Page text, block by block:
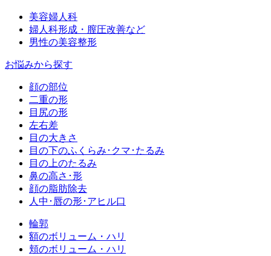
美容婦人科
婦人科形成・膣圧改善など
男性の美容整形
お悩みから探す
顔の部位
二重の形
目尻の形
左右差
目の大きさ
目の下のふくらみ･クマ･たるみ
目の上のたるみ
鼻の高さ･形
顔の脂肪除去
人中･唇の形･アヒル口
輪郭
額のボリューム・ハリ
頬のボリューム・ハリ